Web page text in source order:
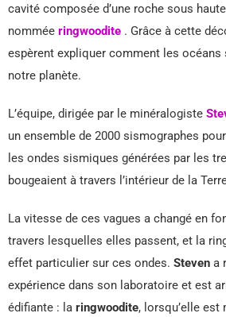
cavité composée d’une roche sous
nommée ringwoodite . Grâce à cette
espèrent expliquer comment les
notre planète.
L’équipe, dirigée par le minéralogiste
un ensemble de 2000 sismographes
les ondes sismiques générées par les
bougeaient à travers l’intérieur de la
La vitesse de ces vagues a changé en
travers lesquelles elles passent, et la
effet particulier sur ces ondes. Steven a
expérience dans son laboratoire et est
édifiante : la ringwoodite, lorsqu’elle est